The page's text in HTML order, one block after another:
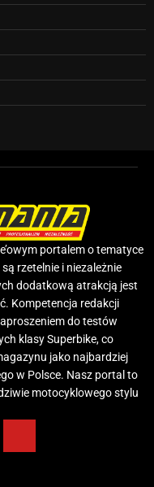
portalem o tematyce
rzetelnie i niezależnie
dodatkową atrakcją jest
Kompetencja redakcji
do testów
klasy Superbike, co
jako najbardziej
w Polsce. Nasz portal to
motocyklowego stylu